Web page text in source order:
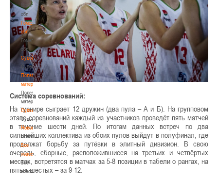
Могилевская
обл
Гомельская
обл
Гомельская
обл
Судейство
Судейство
Полезные
материалы
Полезные
материалы
Судьи
Судьи
Новости
Новости
Все
новости
Все
новости
Система соревнований:
На турнире сыграет 12 дружин (два пула – А и Б). На групповом
этапе соревнований каждый из участников проведёт пять матчей
в течение шести дней. По итогам данных встреч по два
сильнейших коллектива из обоих пулов выйдут в полуфинал, где
продолжат борьбу за путёвки в элитный дивизион. В свою
очередь, сборные, расположившиеся на третьих и четвёртых
местах, встретятся в матчах за 5-8 позиции в табели о рангах, на
пятых шестых – за 9-12.